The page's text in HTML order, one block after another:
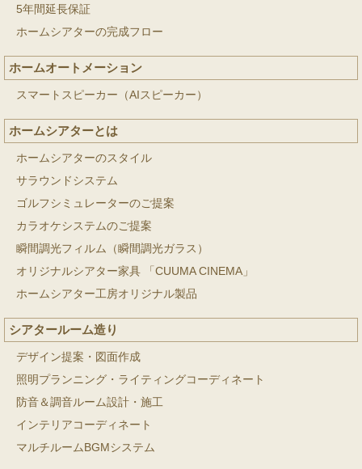
5年間延長保証
ホームシアターの完成フロー
ホームオートメーション
スマートスピーカー（AIスピーカー）
ホームシアターとは
ホームシアターのスタイル
サラウンドシステム
ゴルフシミュレーターのご提案
カラオケシステムのご提案
瞬間調光フィルム（瞬間調光ガラス）
オリジナルシアター家具 「CUUMA CINEMA」
ホームシアター工房オリジナル製品
シアタールーム造り
デザイン提案・図面作成
照明プランニング・ライティングコーディネート
防音＆調音ルーム設計・施工
インテリアコーディネート
マルチルームBGMシステム